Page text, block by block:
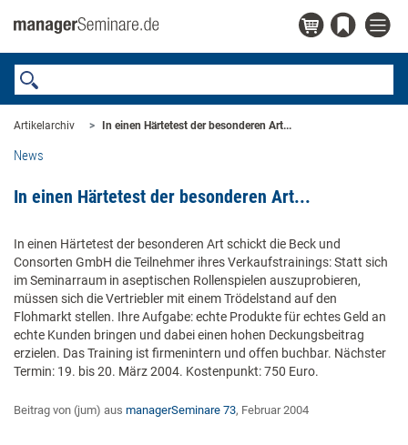
Artikelarchiv In einen Härtetest der besonderen Art...
News
In einen Härtetest der besonderen Art...
In einen Härtetest der besonderen Art schickt die Beck und
Consorten GmbH die Teilnehmer ihres Verkaufstrainings: Statt sich
im Seminarraum in aseptischen Rollenspielen auszuprobieren,
müssen sich die Vertriebler mit einem Trödelstand auf den
Flohmarkt stellen. Ihre Aufgabe: echte Produkte für echtes Geld an
echte Kunden bringen und dabei einen hohen Deckungsbeitrag
erzielen. Das Training ist firmenintern und offen buchbar. Nächster
Termin: 19. bis 20. März 2004. Kostenpunkt: 750 Euro.
Beitrag von (jum) aus managerSeminare 73, Februar 2004